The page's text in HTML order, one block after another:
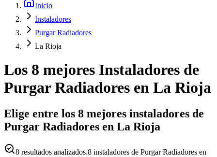
Inicio
Instaladores
Purgar Radiadores
La Rioja
Los 8 mejores Instaladores de
Purgar Radiadores en La Rioja
Elige entre los 8 mejores instaladores de
Purgar Radiadores en La Rioja
8 resultados analizados.8 instaladores de Purgar Radiadores en